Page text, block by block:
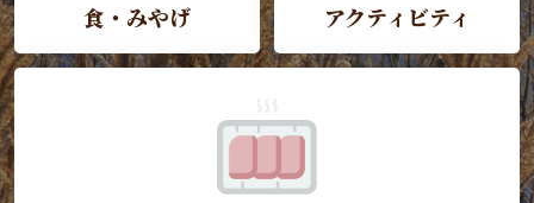
食・みやげ アクティビティ